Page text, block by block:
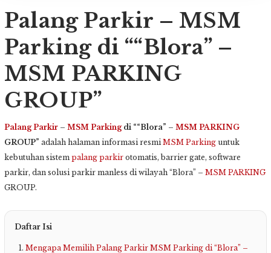
Palang Parkir – MSM
Parking di ““Blora” –
MSM PARKING
GROUP”
Palang Parkir – MSM Parkingdi ““Blora” – MSM PARKING
GROUP” adalah halaman informasi resmi MSM Parking untuk
kebutuhan sistem palang parkir otomatis, barrier gate, software
parkir, dan solusi parkir manless di wilayah “Blora” – MSM PARKING
GROUP.
Daftar Isi
Mengapa Memilih Palang Parkir MSM Parking di “Blora” –